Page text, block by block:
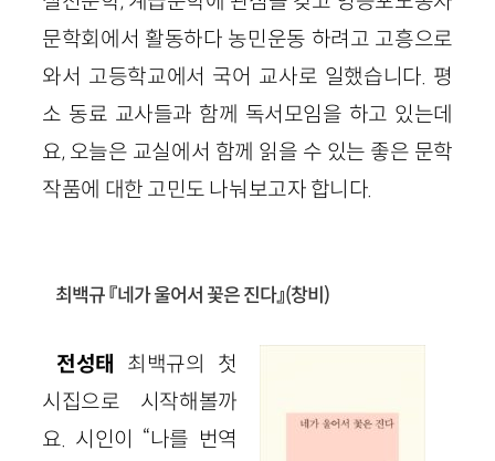
문학회에서 활동하다 농민운동 하려고 고흥으로
와서 고등학교에서 국어 교사로 일했습니다. 평
소 동료 교사들과 함께 독서모임을 하고 있는데
요, 오늘은 교실에서 함께 읽을 수 있는 좋은 문학
작품에 대한 고민도 나눠보고자 합니다.
최백규 『네가 울어서 꽃은 진다』(창비)
전성태
최백규의 첫
시집으로 시작해볼까
요. 시인이 “나를 번역